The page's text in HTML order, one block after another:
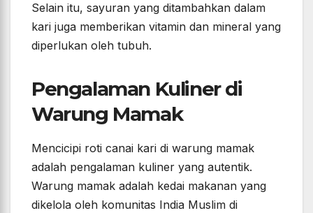
Selain itu, sayuran yang ditambahkan dalam
kari juga memberikan vitamin dan mineral yang
diperlukan oleh tubuh.
Pengalaman Kuliner di
Warung Mamak
Mencicipi roti canai kari di warung mamak
adalah pengalaman kuliner yang autentik.
Warung mamak adalah kedai makanan yang
dikelola oleh komunitas India Muslim di